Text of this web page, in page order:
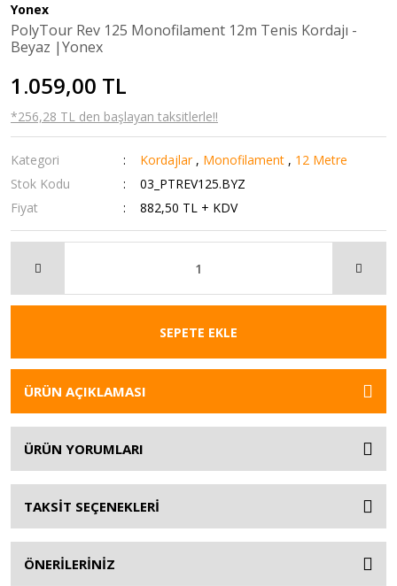
Yonex
PolyTour Rev 125 Monofilament 12m Tenis Kordajı -
Beyaz |Yonex
1.059,00 TL
*256,28 TL den başlayan taksitlerle!!
Kategori Kordajlar , Monofilament , 12 Metre
Stok Kodu
03_PTREV125.BYZ
Fiyat
882,50 TL + KDV
SEPETE EKLE
ÜRÜN AÇIKLAMASI
ÜRÜN YORUMLARI
TAKSİT SEÇENEKLERİ
ÖNERİLERİNİZ